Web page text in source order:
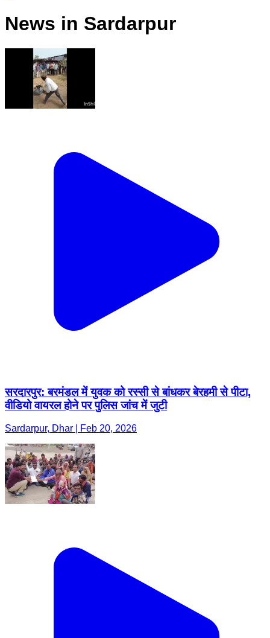
News in Sardarpur
सरदारपुर: बरमंडल में युवक को रस्सी से बांधकर बेरहमी से पीटा,
वीडियो वायरल होने पर पुलिस जांच में जुटी
Sardarpur, Dhar | Feb 20, 2026